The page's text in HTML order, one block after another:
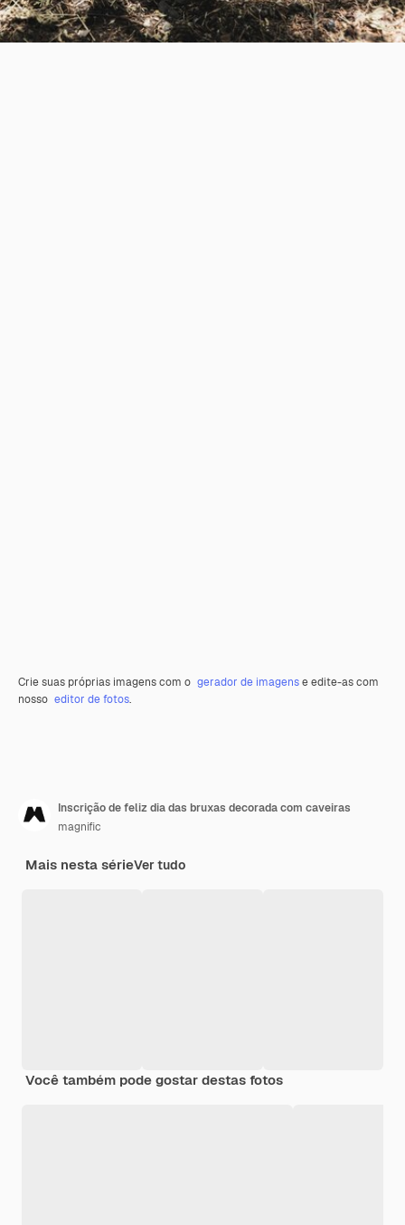
Crie suas próprias imagens com o gerador de imagense edite-as com
nosso editor de fotos.
Inscrição de feliz dia das bruxas decorada com caveiras
magnific
Mais nesta sérieVer tudo
Você também pode gostar destas fotos